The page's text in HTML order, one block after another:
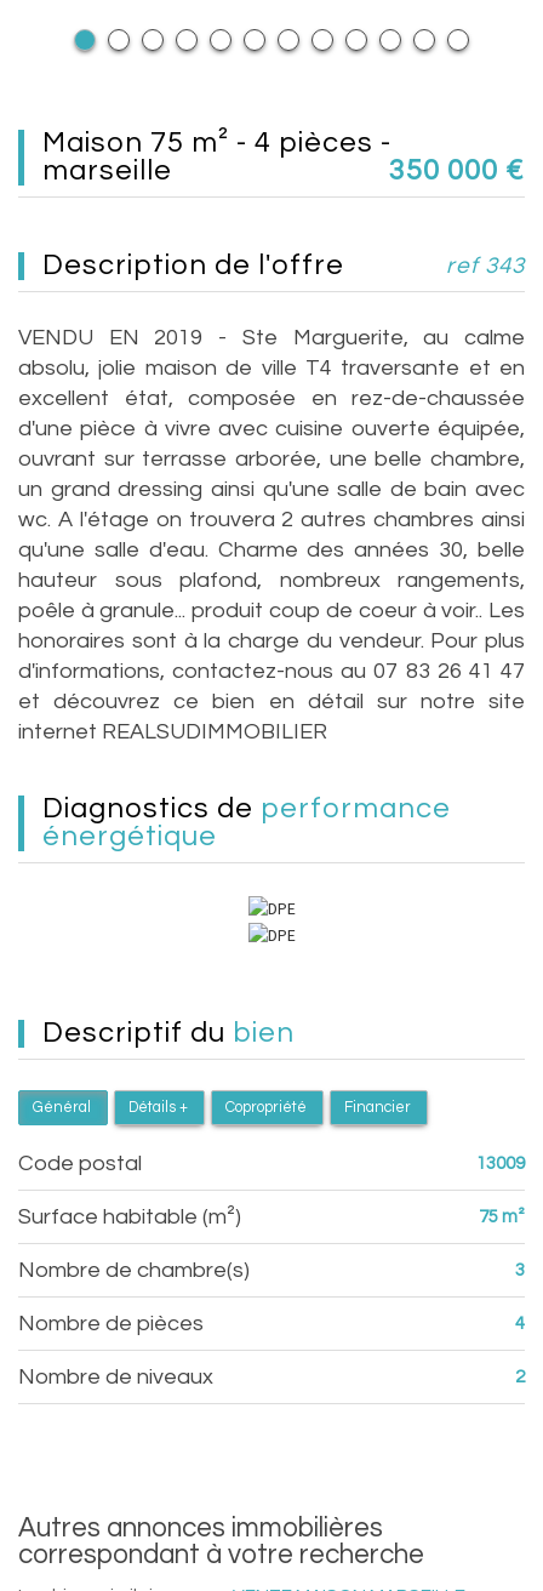
maison 75 m² - 4 pièces -
marseille
350 000 €
description de l'offre ref 343
VENDU EN 2019 - Ste Marguerite, au calme
absolu, jolie maison de ville T4 traversante et en
excellent état, composée en rez-de-chaussée
d'une pièce à vivre avec cuisine ouverte équipée,
ouvrant sur terrasse arborée, une belle chambre,
un grand dressing ainsi qu'une salle de bain avec
wc. A l'étage on trouvera 2 autres chambres ainsi
qu'une salle d'eau. Charme des années 30, belle
hauteur sous plafond, nombreux rangements,
poêle à granule... produit coup de coeur à voir.. Les
honoraires sont à la charge du vendeur. Pour plus
d'informations, contactez-nous au 07 83 26 41 47
et découvrez ce bien en détail sur notre site
internet REALSUDIMMOBILIER
diagnostics de performance
énergétique
descriptif du bien
Général Détails + Copropriété Financier
Code postal 13009
Surface habitable (m²) 75 m²
Nombre de chambre(s) 3
Nombre de pièces 4
Nombre de niveaux 2
autres annonces immobilières
correspondant à votre recherche